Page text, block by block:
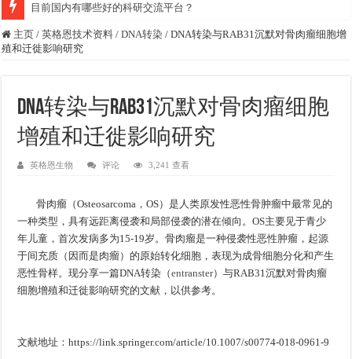
目前国内有哪些好的科研交流平台？
主页 / 英格恩技术资料 / DNA转染 / DNA转染与RAB31沉默对骨肉瘤细胞增
殖和迁徙影响研究
DNA转染与RAB31沉默对骨肉瘤细胞
增殖和迁徙影响研究
英格恩生物 评论 3,241 查看
骨肉瘤（Osteosarcoma，OS）是人类原发性恶性骨肿瘤中最常见的
一种类型，具有远距离侵袭和局部侵袭的潜在倾向。OS主要见于青少
年儿童，首次发病多为15-19岁。骨肉瘤是一种侵袭性恶性肿瘤，起源
于间充质（因而是肉瘤）的原始转化细胞，表现为成骨细胞分化和产生
恶性骨样。现分享一篇DNA转染（entranster）与RAB31沉默对骨肉瘤
细胞增殖和迁徙影响研究的文献，以供参考。
文献地址：https://link.springer.com/article/10.1007/s00774-018-0961-9